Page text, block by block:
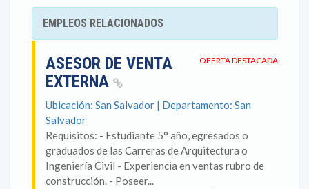
EMPLEOS RELACIONADOS
OFERTA DESTACADA
ASESOR DE VENTA
EXTERNA
Ubicación: San Salvador | Departamento: San
Salvador
Requisitos: - Estudiante 5° año, egresados o
graduados de las Carreras de Arquitectura o
Ingeniería Civil - Experiencia en ventas rubro de
construcción. - Poseer...